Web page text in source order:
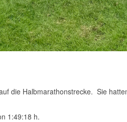
die Halbmarathonstrecke. Sie
1:49:18 h.